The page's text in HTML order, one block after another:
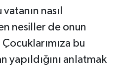
nasıl
nesiller de onun
bu
yapıldığını anlatmak